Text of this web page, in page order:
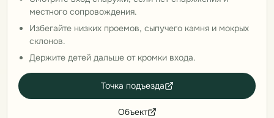
местного сопровождения.
Избегайте низких проемов, сыпучего камня и мокрых
склонов.
Держите детей дальше от кромки входа.
Точка подъезда
Объект